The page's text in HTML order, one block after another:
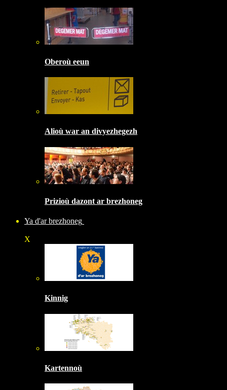
Oberoù eeun
Alioù war an divyezhegezh
Prizioù dazont ar brezhoneg
Ya d'ar brezhoneg
X
Kinnig
Kartennoù